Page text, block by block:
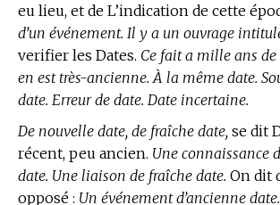
eu lieu, et de L’indication de cette
d’un événement. Il y a un ouvrage
verifier les Dates. Ce fait a mille ans de
en est très-ancienne. À la même date.
date. Erreur de date. Date incertaine.
De nouvelle date, de fraîche date, se dit
récent, peu ancien. Une connaissance
date. Une liaison de fraîche date. On dit
opposé : Un événement d’ancienne